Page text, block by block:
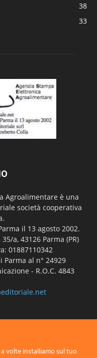
38
33
Agroalimentare è una
società cooperativa
il 13 agosto 2002.
a, 43126 Parma (PR)
01887110342
al n° 24929
- R.O.C. 4843
volte installiamo sul tuo